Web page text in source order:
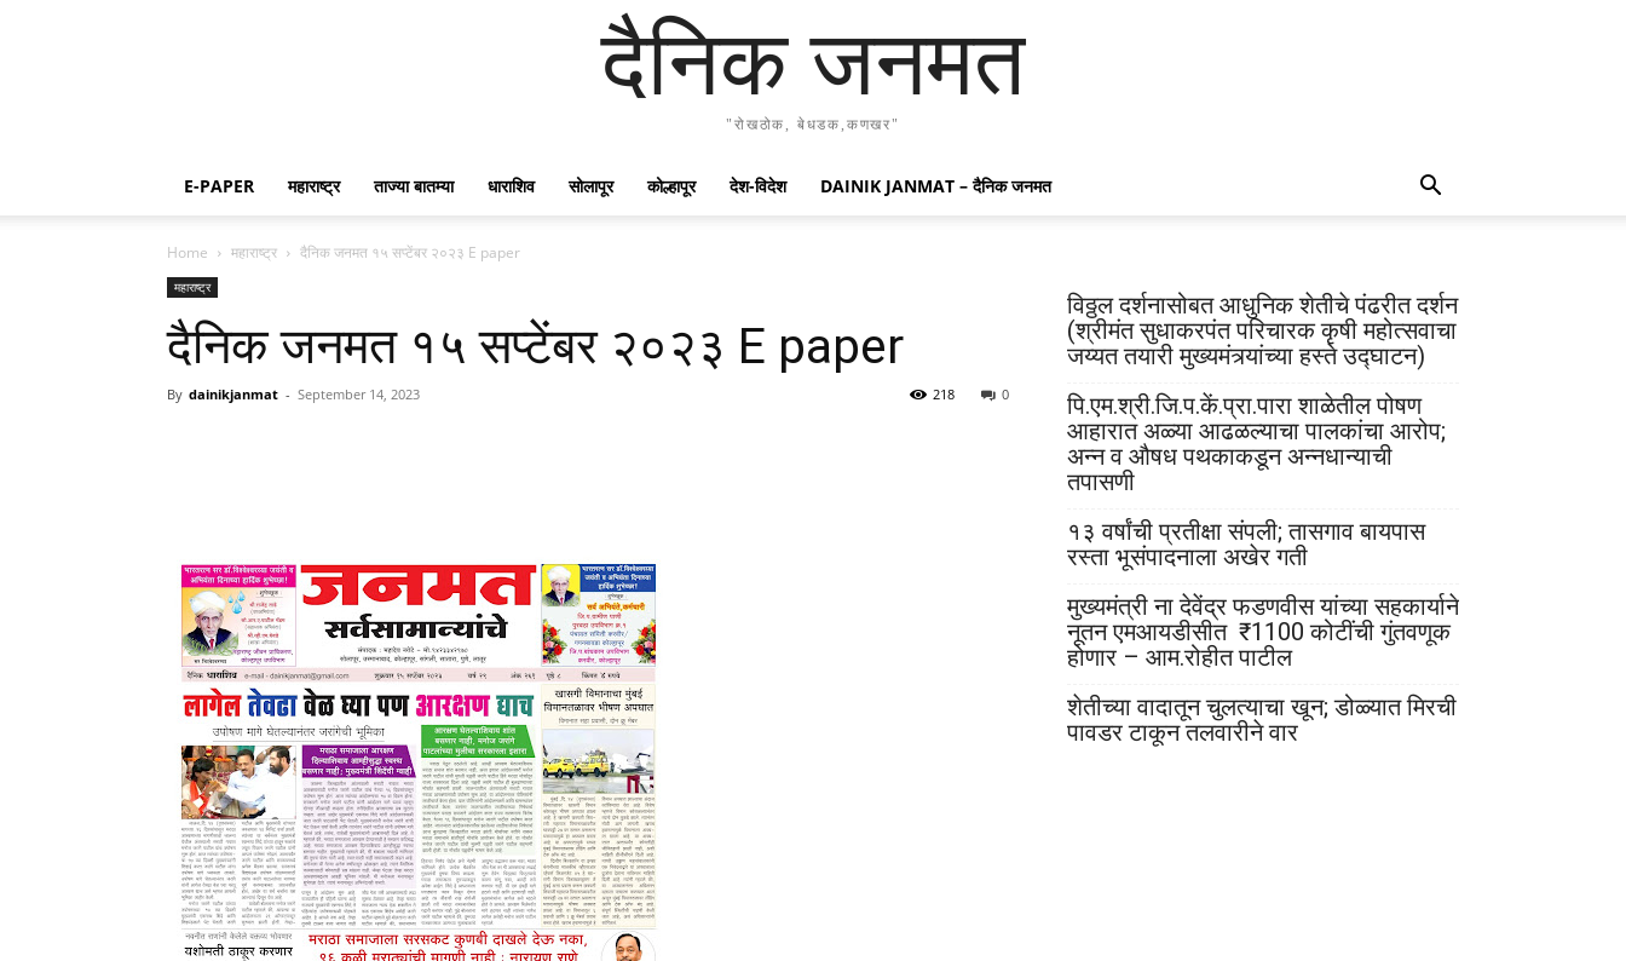
दैनिक जनमत
"रोखठोक, बेधडक,कणखर"
E-PAPER महाराष्ट्र ताज्या बातम्या धाराशिव सोलापूर कोल्हापूर देश-विदेश DAINIK JANMAT – दैनिक जनमत
Home महाराष्ट्र दैनिक जनमत १५ सप्टेंबर २०२३ E paper
महाराष्ट्र
दैनिक जनमत १५ सप्टेंबर २०२३ E paper
By dainikjanmat - September 14, 2023 0
218
विठ्ठल दर्शनासोबत आधुनिक शेतीचे पंढरीत दर्शन
(श्रीमंत सुधाकरपंत परिचारक कृषी महोत्सवाचा
जय्यत तयारी मुख्यमंत्र्यांच्या हस्ते उद्घाटन)
पि.एम.श्री.जि.प.कें.प्रा.पारा शाळेतील पोषण
आहारात अळ्या आढळल्याचा पालकांचा आरोप;
अन्न व औषध पथकाकडून अन्नधान्याची
तपासणी
१३ वर्षांची प्रतीक्षा संपली; तासगाव बायपास
रस्ता भूसंपादनाला अखेर गती
मुख्यमंत्री ना देवेंद्र फडणवीस यांच्या सहकार्याने
नूतन एमआयडीसीत ₹1100 कोटींची गुंतवणूक
होणार – आम.रोहीत पाटील
शेतीच्या वादातून चुलत्याचा खून; डोळ्यात मिरची
पावडर टाकून तलवारीने वार